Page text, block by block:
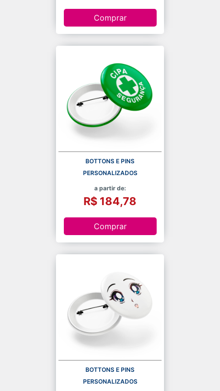
Comprar
BOTTONS E PINS
PERSONALIZADOS
a partir de:
R$ 184,78
Comprar
BOTTONS E PINS
PERSONALIZADOS